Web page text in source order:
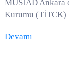
MÜSİAD Ankara
Kurumu (TİTCK)
Devamı